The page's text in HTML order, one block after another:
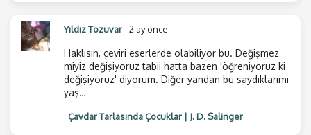
Yıldız Tozuvar- 2 ay önce
Haklısın, çeviri eserlerde olabiliyor bu. Değişmez
miyiz değişiyoruz tabii hatta bazen 'öğreniyoruz ki
değişiyoruz' diyorum. Diğer yandan bu saydıklarımı
yaş…
Çavdar Tarlasında Çocuklar | J. D. Salinger